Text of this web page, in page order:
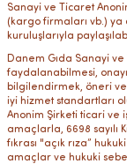
Sanayi ve Ticaret
(kargo firmaları vb.)
kuruluşlarıyla
Danem Gıda Sanayi
faydalanabilmesi,
bilgilendirmek, öneri
iyi hizmet standartları
Anonim Şirketi ticari ve
amaçlarla, 6698 sayılı
fıkrası "açık rıza”
amaçlar ve hukuki